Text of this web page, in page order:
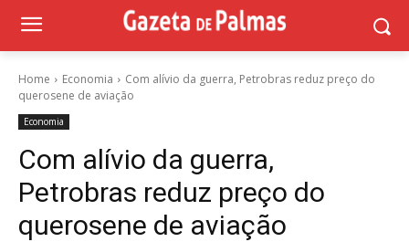
Home Economia
Com alívio da guerra, Petrobras reduz preço do
querosene de aviação
Economia
Com alívio da guerra,
Petrobras reduz preço do
querosene de aviação